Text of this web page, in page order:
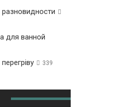
для ванной
339